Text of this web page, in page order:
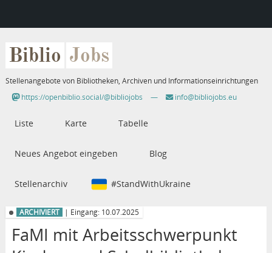
Biblio Jobs
Stellenangebote von Bibliotheken, Archiven und Informationseinrichtungen
https://openbiblio.social/@bibliojobs
— info@bibliojobs.eu
Liste Karte Tabelle
Neues Angebot eingeben Blog
Stellenarchiv #StandWithUkraine
ARCHIVIERT | Eingang: 10.07.2025
FaMI mit Arbeitsschwerpunkt